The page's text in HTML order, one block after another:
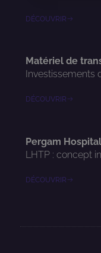
DÉCOUVRIR
Matériel de
Investissements
DÉCOUVRIR
Pergam
LHTP : concept
DÉCOUVRIR